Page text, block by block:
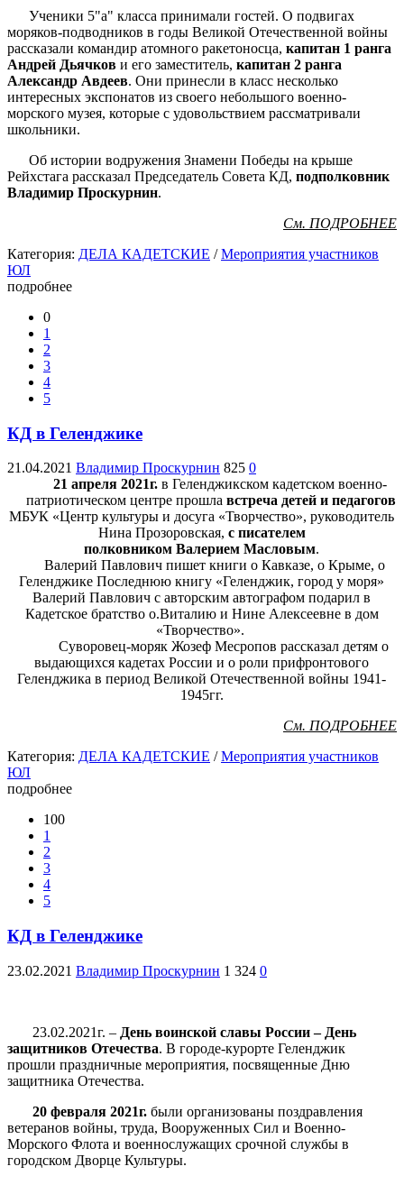
Ученики 5"а" класса принимали гостей. О подвигах
моряков-подводников в годы Великой Отечественной войны
рассказали командир атомного ракетоносца, капитан 1 ранга
Андрей Дьячков и его заместитель, капитан 2 ранга
Александр Авдеев. Они принесли в класс несколько
интересных экспонатов из своего небольшого военно-
морского музея, которые с удовольствием рассматривали
школьники.
Об истории водружения Знамени Победы на крыше
Рейхстага рассказал Председатель Совета КД, подполковник
Владимир Проскурнин.
См. ПОДРОБНЕЕ
Категория: ДЕЛА КАДЕТСКИЕ /Мероприятия участников
ЮЛ
подробнее
0
1
2
3
4
5
КД в Геленджике
21.04.2021 Владимир Проскурнин 825 0
21 апреля 2021г. в Геленджикском кадетском военно-
патриотическом центре прошла встреча детей и педагогов
МБУК «Центркультуры и досуга «Творчество», руководитель
Нина Прозоровская, с писателем
полковником Валерием Масловым.
Валерий Павлович пишет книги о Кавказе, о Крыме, о
ГеленджикеПоследнюю книгу «Геленджик, город у моря»
Валерий Павловичс авторским автографом подарил в
Кадетское братство о.Виталию и Нине Алексеевне в дом
«Творчество».
Суворовец-моряк Жозеф Месропов рассказал детям о
выдающихся кадетахРоссии и о роли прифронтового
Геленджика в период ВеликойОтечественной войны 1941-
1945гг.
См. ПОДРОБНЕЕ
Категория: ДЕЛА КАДЕТСКИЕ /Мероприятия участников
ЮЛ
подробнее
100
1
2
3
4
5
КД в Геленджике
23.02.2021 Владимир Проскурнин 1 324 0
23.02.2021г. – День воинской славы России – День
защитников Отечества. В городе-курорте Геленджик
прошли праздничные мероприятия, посвященные Дню
защитника Отечества.
20 февраля 2021г. были организованы поздравления
ветеранов войны, труда, Вооруженных Сил и Военно-
Морского Флота и военнослужащих срочной службы в
городском Дворце Культуры.